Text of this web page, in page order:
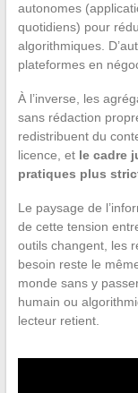
autonomes
quotidiens) pour
algorithmiques.
plateformes en
À l’inverse, les
sans rédaction
redistribuent du
licence, et le cadre
pratiques plus
Le paysage de
de cette tension
outils changent, les
besoin reste le
monde sans y
humain ou
lecteur retient.